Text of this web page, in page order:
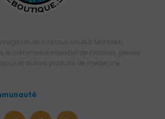
de cristaux situé à Montréal,
le commerce mondial de cristaux, pierres
et autres produits de médecine